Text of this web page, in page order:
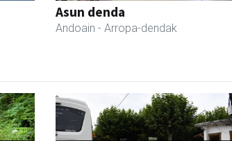
Asun denda
Andoain - Arropa-dendak